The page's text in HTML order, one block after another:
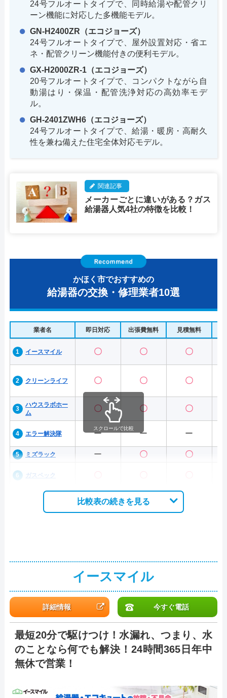
24号フルオートタイプで、同時給湯や配管クリ
ーン機能に対応した多機能モデル。
GN-H2400ZR（エコジョーズ）
24号フルオートタイプで、屋外設置対応・省エ
ネ・配管クリーン機能付きの便利モデル。
GX-H2000ZR-1（エコジョーズ）
20号フルオートタイプで、コンパクトながら自
動湯はり・保温・配管洗浄対応の高効率モデ
ル。
GH-2401ZWH6（エコジョーズ）
24号フルオートタイプで、給湯・暖房・高耐久
性を兼ね備えた住宅全体対応モデル。
関連記事
メーカーごとに違いがある？ガス
給湯器人気4社の特徴を比較！
かほく市でおすすめの
給湯器の交換・修理業者10選
業者名 即日対応 出張費無料 見積無料
イースマイル 〇 〇 〇
クリーンライフ 〇 〇 〇
ハウスラボホー
ム
〇 〇 〇
エラー解決隊 ー ー ー
ミズラック ー 〇 〇
ガスペック
スクロールで比較
比較表の続きを見る
イースマイル
詳細情報 今すぐ電話
最短20分で駆けつけ！水漏れ、つまり、水
のことなら何でも解決！24時間365日年中
無休で営業！